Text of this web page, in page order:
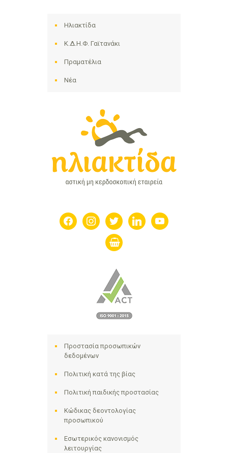
Ηλιακτίδα
Κ.Δ.Η.Φ. Γαϊτανάκι
Πραματέλια
Νέα
facebookinstagramtwitter linkedin youtube
shopping-
basket
Προστασία προσωπικών
δεδομένων
Πολιτική κατά της βίας
Πολιτική παιδικής προστασίας
Κώδικας δεοντολογίας
προσωπικού
Εσωτερικός κανονισμός
λειτουργίας